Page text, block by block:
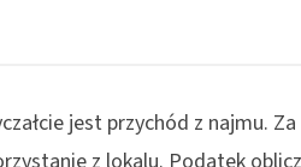
jest przychód z najmu.